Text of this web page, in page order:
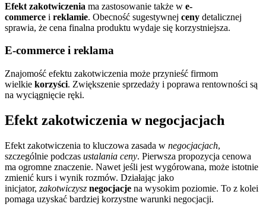
Efekt zakotwiczenia ma zastosowanie także w e-
commerce i reklamie. Obecność sugestywnej ceny detalicznej
sprawia, że cena finalna produktu wydaje się korzystniejsza.
E-commerce i reklama
Znajomość efektu zakotwiczenia może przynieść firmom
wielkie korzyści. Zwiększenie sprzedaży i poprawa rentowności są
na wyciągnięcie ręki.
Efekt zakotwiczenia w negocjacjach
Efekt zakotwiczenia to kluczowa zasada w negocjacjach,
szczególnie podczas ustalania ceny. Pierwsza propozycja cenowa
ma ogromne znaczenie. Nawet jeśli jest wygórowana, może istotnie
zmienić kurs i wynik rozmów. Działając jako
inicjator, zakotwiczysz negocjacje na wysokim poziomie. To z kolei
pomaga uzyskać bardziej korzystne warunki negocjacji.